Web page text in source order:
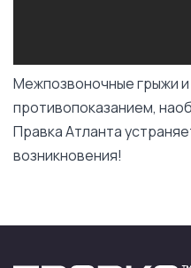
Межпозвоночные грыжи
противопоказанием,
Правка Атланта
возникновения!